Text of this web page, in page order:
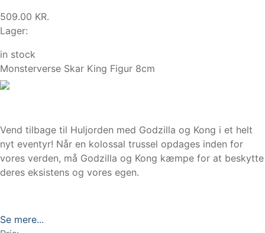
509.00 KR.
Lager:
in stock
Monsterverse Skar King Figur 8cm
Vend tilbage til Huljorden med Godzilla og Kong i et helt
nyt eventyr! Når en kolossal trussel opdages inden for
vores verden, må Godzilla og Kong kæmpe for at beskytte
deres eksistens og vores egen.
Se mere...